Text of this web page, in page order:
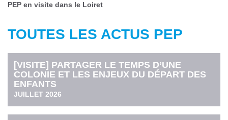
PEP en visite dans le Loiret
TOUTES LES ACTUS PEP
[VISITE] PARTAGER LE TEMPS D’UNE
COLONIE ET LES ENJEUX DU DÉPART DES
ENFANTS
JUILLET 2026